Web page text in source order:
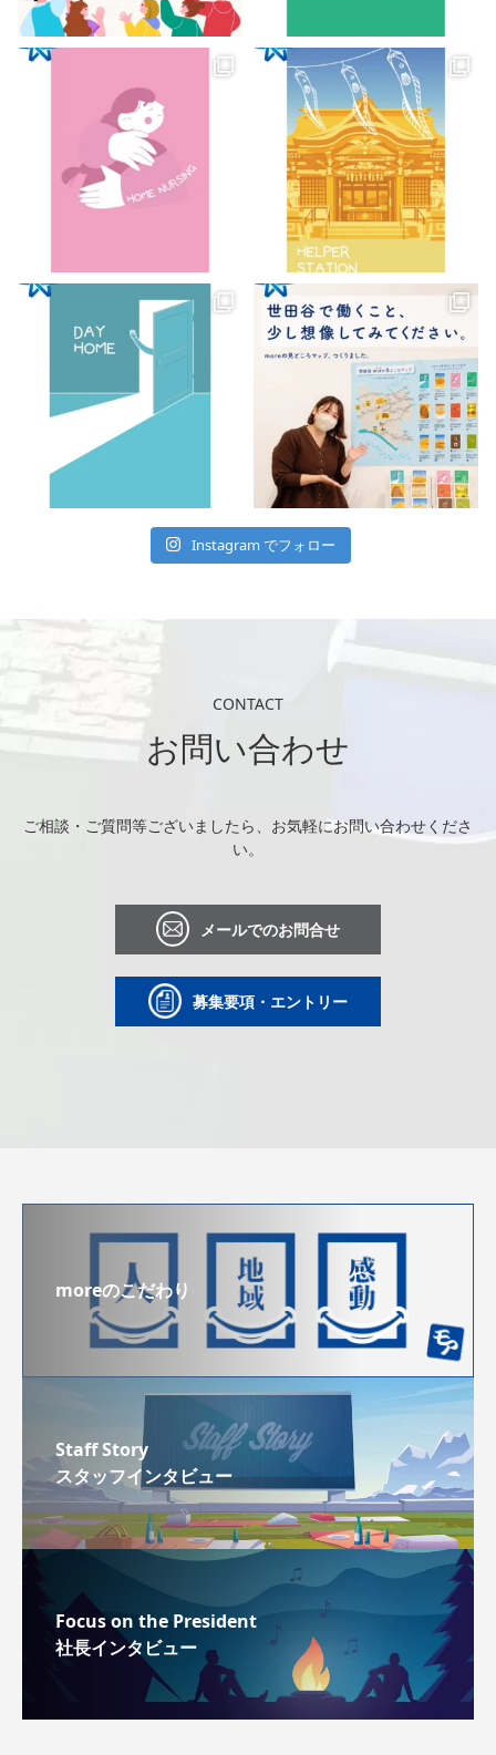
Instagram でフォロー
CONTACT
お問い合わせ
ご相談・ご質問等ございましたら、お気軽にお問い合わせくださ
い。
メールでのお問合せ
募集要項・エントリー
moreのこだわり
Staff Story
スタッフインタビュー
Focus on the President
社長インタビュー